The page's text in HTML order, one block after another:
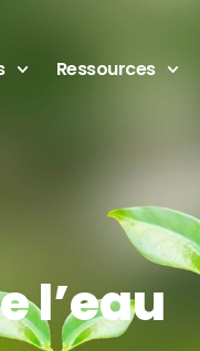
Ressources
l’eau